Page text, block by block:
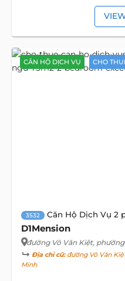
CĂN HỘ DỊCH VỤ CHO
3532 Căn Hộ Dịch Vụ 2
D1Mension
đường Võ Văn Kiệt, phường
Địa chỉ cũ:đường Võ Văn
Minh